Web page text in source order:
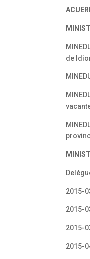
de
2015-
2015-
2015-
2015-